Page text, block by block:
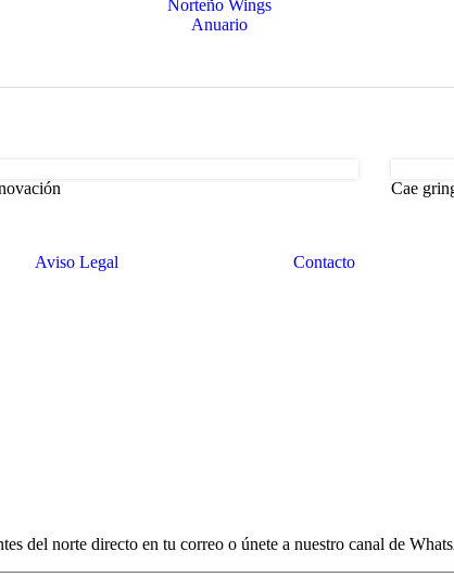
Cae
Aviso Legal Contacto
del norte directo en tu correo o únete a nuestro canal de